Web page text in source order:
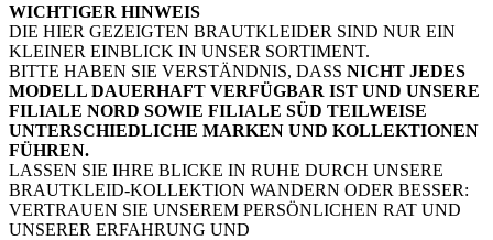
WICHTIGER HINWEIS
DIE HIER GEZEIGTEN BRAUTKLEIDER SIND NUR EIN
KLEINER EINBLICK IN UNSER SORTIMENT.
BITTE HABEN SIE VERSTÄNDNIS, DASS NICHT JEDES
MODELL DAUERHAFT VERFÜGBAR IST UND UNSERE
FILIALE NORD SOWIE FILIALE SÜD TEILWEISE
UNTERSCHIEDLICHE MARKEN UND KOLLEKTIONEN
FÜHREN.
LASSEN SIE IHRE BLICKE IN RUHE DURCH UNSERE
BRAUTKLEID-KOLLEKTION WANDERN ODER BESSER:
VERTRAUEN SIE UNSEREM PERSÖNLICHEN RAT UND
UNSERER ERFAHRUNG UND